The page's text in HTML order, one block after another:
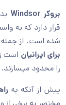
بروکر Windsor
قرار دارد که به
شده است. از جمله
برای ایرانیان است
را محدود میسازند.
پیش از آنکه به